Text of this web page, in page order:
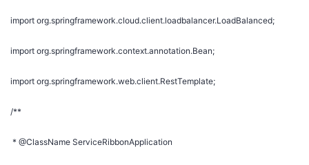
import org.springframework.cloud.client.loadbalancer.LoadBalanced;
import org.springframework.context.annotation.Bean;
import org.springframework.web.client.RestTemplate;
/**
* @ClassName ServiceRibbonApplication